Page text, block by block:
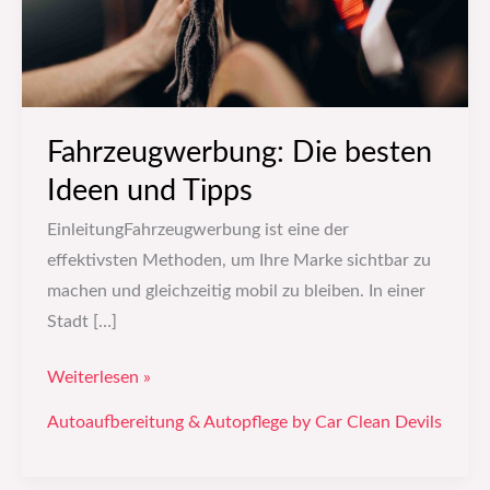
Fahrzeugwerbung: Die besten
Ideen und Tipps
EinleitungFahrzeugwerbung ist eine der
effektivsten Methoden, um Ihre Marke sichtbar zu
machen und gleichzeitig mobil zu bleiben. In einer
Stadt […]
Weiterlesen »
Autoaufbereitung & Autopflege by Car Clean Devils